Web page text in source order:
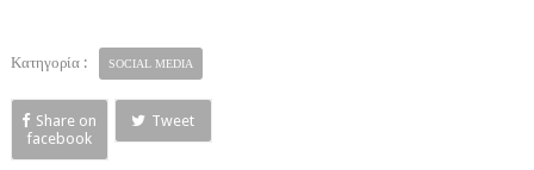
Κατηγορία : SOCIAL MEDIA
Share on
facebook
Tweet